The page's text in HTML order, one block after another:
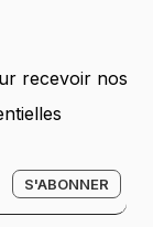
recevoir nos